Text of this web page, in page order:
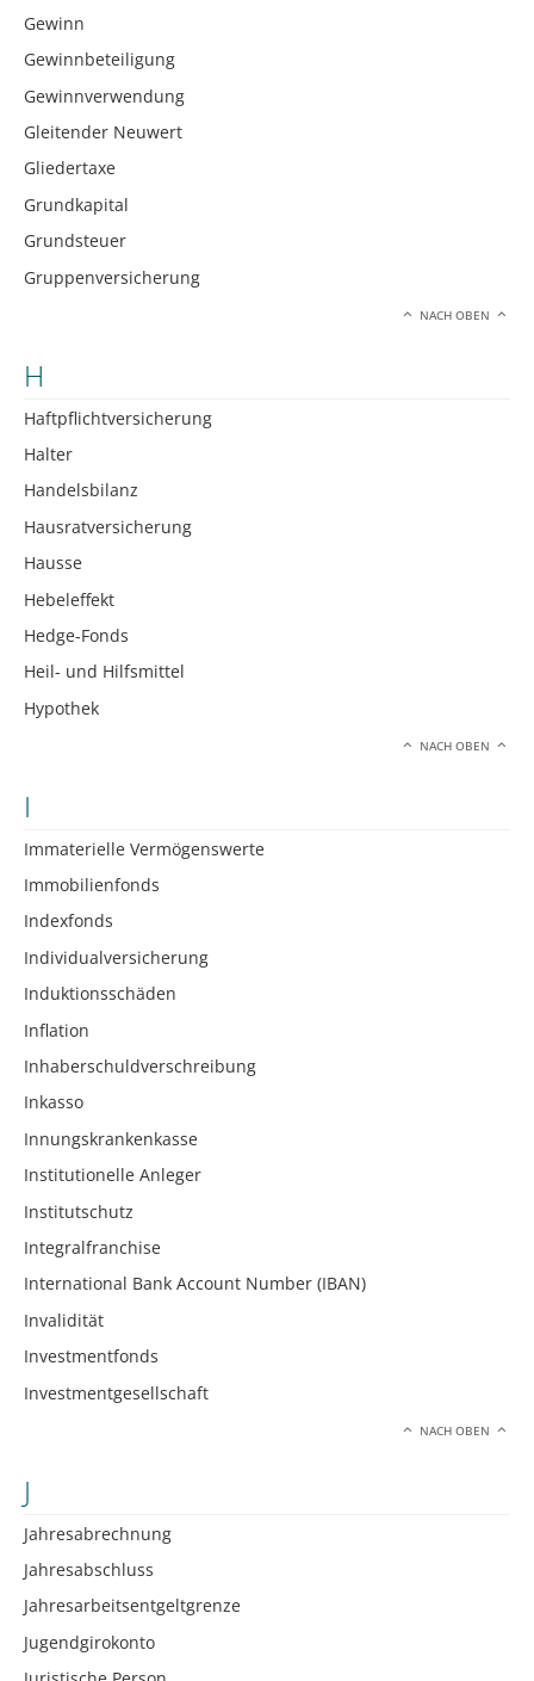
Gewinn
Gewinnbeteiligung
Gewinnverwendung
Gleitender Neuwert
Gliedertaxe
Grundkapital
Grundsteuer
Gruppenversicherung
NACH OBEN
H
Haftpflichtversicherung
Halter
Handelsbilanz
Hausratversicherung
Hausse
Hebeleffekt
Hedge-Fonds
Heil- und Hilfsmittel
Hypothek
NACH OBEN
I
Immaterielle Vermögenswerte
Immobilienfonds
Indexfonds
Individualversicherung
Induktionsschäden
Inflation
Inhaberschuldverschreibung
Inkasso
Innungskrankenkasse
Institutionelle Anleger
Institutschutz
Integralfranchise
International Bank Account Number (IBAN)
Invalidität
Investmentfonds
Investmentgesellschaft
NACH OBEN
J
Jahresabrechnung
Jahresabschluss
Jahresarbeitsentgeltgrenze
Jugendgirokonto